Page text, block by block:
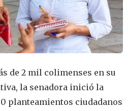
de 2 mil colimenses en su
la senadora inició la
planteamientos ciudadanos